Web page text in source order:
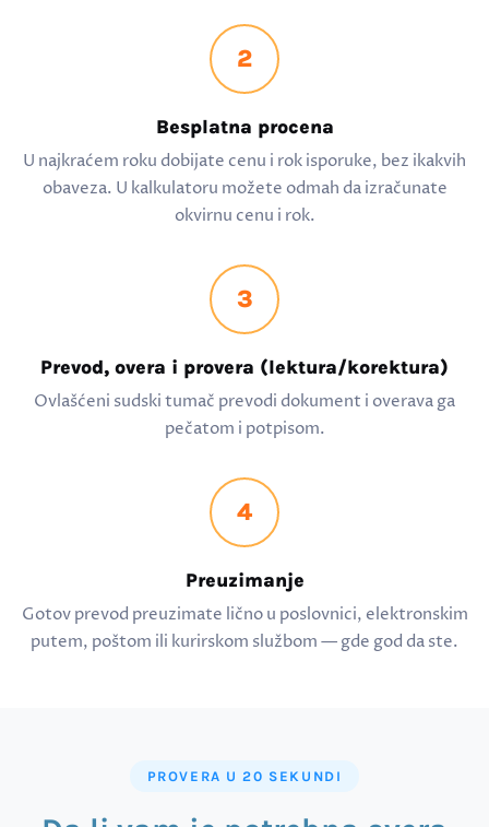
2
Besplatna procena
U najkraćem roku dobijate cenu i rok isporuke, bez ikakvih
obaveza. U kalkulatoru možete odmah da izračunate
okvirnu cenu i rok.
3
Prevod, overa i provera (lektura/korektura)
Ovlašćeni sudski tumač prevodi dokument i overava ga
pečatom i potpisom.
4
Preuzimanje
Gotov prevod preuzimate lično u poslovnici, elektronskim
putem, poštom ili kurirskom službom — gde god da ste.
PROVERA U 20 SEKUNDI